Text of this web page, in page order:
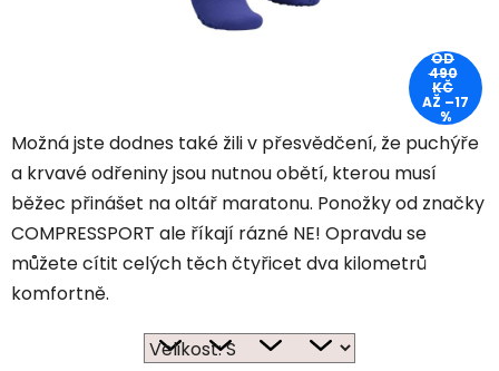
Možná jste dodnes také žili v přesvědčení, že puchýře
a krvavé odřeniny jsou nutnou obětí, kterou musí
běžec přinášet na oltář maratonu. Ponožky od značky
COMPRESSPORT ale říkají rázné NE! Opravdu se
můžete cítit celých těch čtyřicet dva kilometrů
komfortně.
OD
490
KČ
AŽ –17
%